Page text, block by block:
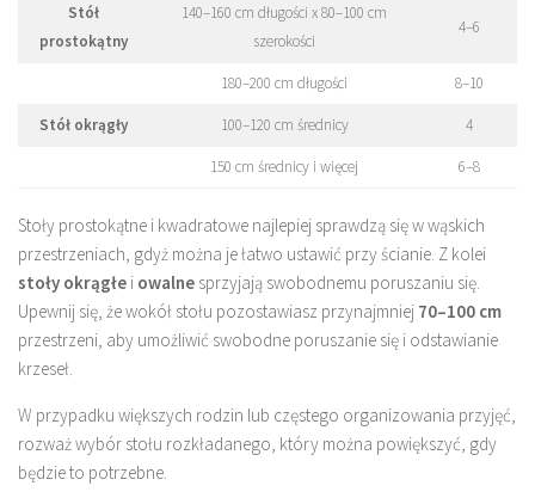
Stół
prostokątny
140–160 cm długości x 80–100 cm
szerokości
4–6
180–200 cm długości 8–10
Stół okrągły 100–120 cm średnicy 4
150 cm średnicy i więcej 6–8
Stoły prostokątne i kwadratowe najlepiej sprawdzą się w wąskich
przestrzeniach, gdyż można je łatwo ustawić przy ścianie. Z kolei
stoły okrągłe i owalne sprzyjają swobodnemu poruszaniu się.
Upewnij się, że wokół stołu pozostawiasz przynajmniej 70–100 cm
przestrzeni, aby umożliwić swobodne poruszanie się i odstawianie
krzeseł.
W przypadku większych rodzin lub częstego organizowania przyjęć,
rozważ wybór stołu rozkładanego, który można powiększyć, gdy
będzie to potrzebne.